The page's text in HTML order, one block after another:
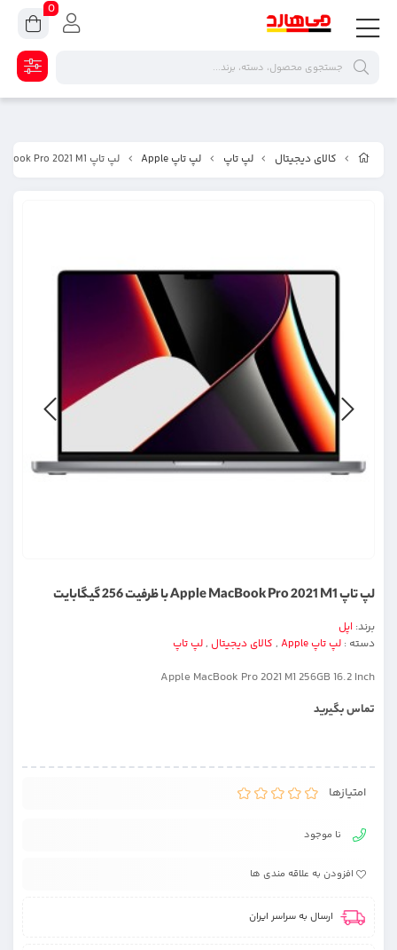
کالای دیجیتال لپ تاپ لپ تاپ Apple لپ تاپ Apple MacBook Pro 2021 M1 با ظرفیت 256 گیگابایت
لپ تاپ Apple MacBook Pro 2021 M1 با ظرفیت 256 گیگابایت
برند: اپل
دسته : لپ تاپ Apple , کالای دیجیتال ,لپ تاپ
Apple MacBook Pro 2021 M1 256GB 16.2 Inch
تماس بگیرید
امتیازها
نا موجود
افزودن به علاقه مندی ها
ارسال به سراسر ایران
0